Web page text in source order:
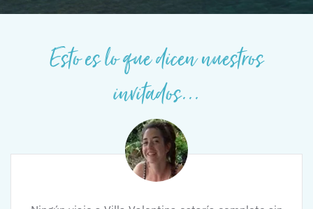
Esto es lo que dicen nuestros
invitados...